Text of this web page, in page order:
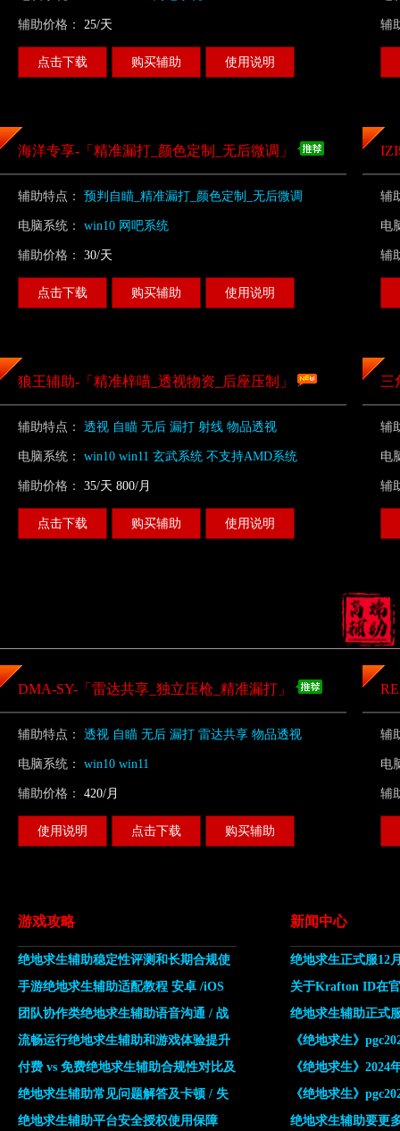
2025/9/18号稳定推荐使用：空白，教皇，
内部月卡：RE,DM（稳定不封号）
[2025-09-11 21:05:37]
辅助价格： 25/天
点击下载 购买辅助 使用说明
辅
海洋专享-「精准漏打_颜色定制_无后微调」
辅助特点： 预判自瞄_精准漏打_颜色定制_无后微调
电脑系统： win10 网吧系统
辅助价格： 30/天
点击下载 购买辅助 使用说明
IZI
辅
电
辅
狼王辅助-「精准梓喵_透视物资_后座压制」
辅助特点： 透视 自瞄 无后 漏打 射线 物品透视
电脑系统： win10 win11 玄武系统 不支持AMD系统
辅助价格： 35/天 800/月
点击下载 购买辅助 使用说明
三
辅
电
辅
DMA-SY-「雷达共享_独立压枪_精准漏打」
辅助特点： 透视 自瞄 无后 漏打 雷达共享 物品透视
电脑系统： win10 win11
辅助价格： 420/月
使用说明 点击下载 购买辅助
枪
辅
电
辅
游戏攻略
绝地求生辅助稳定性评测和长期合规使
用工具推荐
手游绝地求生辅助适配教程 安卓 /iOS
合规使用方法
团队协作类绝地求生辅助语音沟通 / 战
术配合工具
流畅运行绝地求生辅助和游戏体验提升
工具推荐
付费 vs 免费绝地求生辅助合规性对比及
选择建议
绝地求生辅助常见问题解答及卡顿 / 失
效 / 适配解决方案
绝地求生辅助平台安全授权使用保障
新闻中心
绝地求生正式服12
小时公告
关于Krafton ID在
问题通知
绝地求生辅助正式
（星期三）10点维
《绝地求生》
总
《绝地求生》2024
览
《绝地求生》
伍介绍
绝地求生辅助要更